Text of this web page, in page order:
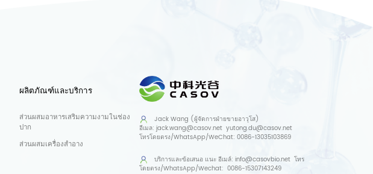
ผลิตภัณฑ์และบริการ
ส่วนผสมอาหารเสริมความงามในช่อง
ปาก
ส่วนผสมเครื่องสำอาง
Jack Wang (ผู้จัดการฝ่ายขายอาวุโส)
อีเมล:jack.wang@casov.net yutong.du@casov.net
โทรโดยตรง/WhatsApp/WeChat:0086-13035103869
บริการและข้อเสนอ แนะ อีเมล์:info@casovbio.net โทร
โดยตรง/WhatsApp/Wechat:0086-15307143249